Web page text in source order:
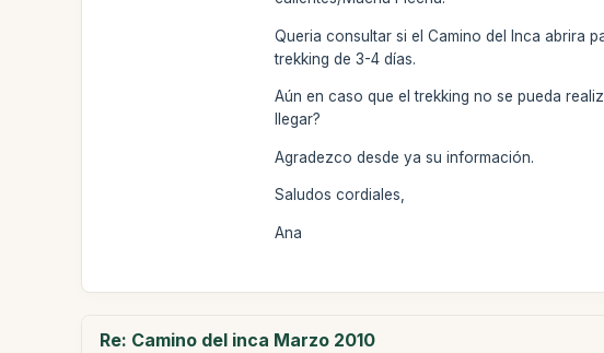
Queria consultar si el Camino del Inca abrira
trekking de 3-4 días.
Aún en caso que el trekking no se pueda
llegar?
Agradezco desde ya su información.
Saludos cordiales,
Ana
Re: Camino del inca Marzo 2010